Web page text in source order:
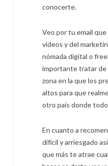
conocerte.
Veo por tu email
vídeos y del
nómada digital o
importante tratar
zona en la que los
altos para que
otro país donde
En cuanto a
difícil y arriesgado
que más te atrae